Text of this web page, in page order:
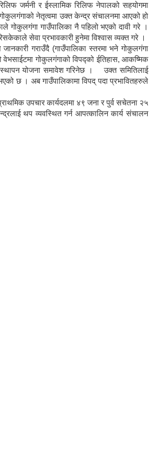
जर्मनी र ईस्लामिक रिलिफ नेपालको सहयोगमा
गोकुलगंगाको नेतृत्वमा उक्त केन्द्र संचालनमा आएको हो
गोकुलगंगा गाउँपालिका नै पहिलो भएको दावी गरे ।
सेवा प्रभावकारी हुनेमा विश्वास व्यक्त गरे ।
गराउँदै (गाउँपालिका स्तरमा भने गोकुलगंगा
गोकुलगंगाको विपद्को ईतिहास, आकष्मिक
योजना समावेश गरिनेछ । उक्त समितिलाई
छ । अब गाउँपालिकामा विपद् पदा प्रभावितहरुले
उपचार कार्यदलमा ४९ जना र पुर्व सचेतना २५
थप व्यवस्थित गर्न आपत्कालिन कार्य संचालन